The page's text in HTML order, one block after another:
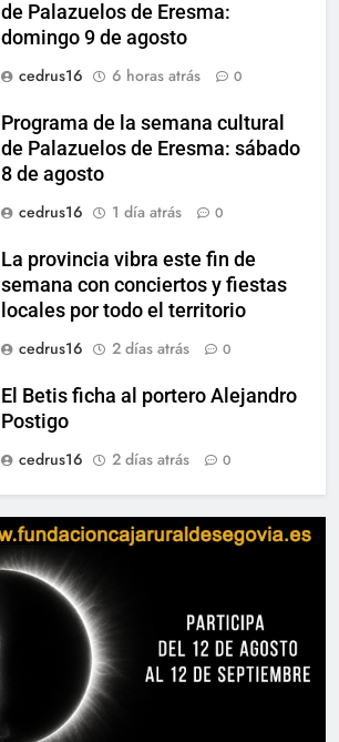
de Palazuelos de Eresma:
domingo 9 de agosto
cedrus16
6 horas atrás 0
Programa de la semana cultural
de Palazuelos de Eresma: sábado
8 de agosto
cedrus16
1 día atrás 0
La provincia vibra este fin de
semana con conciertos y fiestas
locales por todo el territorio
cedrus16
2 días atrás 0
El Betis ficha al portero Alejandro
Postigo
cedrus16
2 días atrás 0